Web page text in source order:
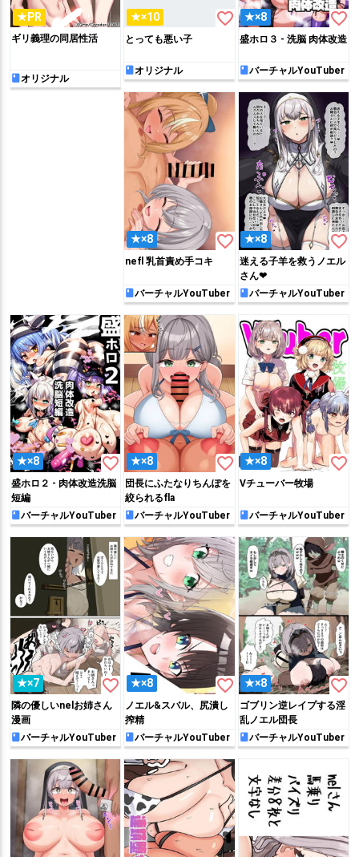
★PR
ギリ義理の同居性活
オリジナル
★×10 favorite_border
とっても悪い子
オリジナル
★×8 favorite_border
盛ホロ３ - 洗脳 肉体改造
バーチャルYouTuber
★×8 favorite_border
nefl 乳首責め手コキ
バーチャルYouTuber
★×8 favorite_border
迷える子羊を救うノエル
さん❤
バーチャルYouTuber
★×8 favorite_border
盛ホロ２ - 肉体改造洗脳
短編
バーチャルYouTuber
★×8 favorite_border
団長にふたなりちんぽを
絞られるfla
バーチャルYouTuber
★×8 favorite_border
Vチューバー牧場
バーチャルYouTuber
★×7 favorite_border
隣の優しいnelお姉さん
漫画
バーチャルYouTuber
★×8 favorite_border
ノエル&スバル、尻潰し
搾精
バーチャルYouTuber
★×8 favorite_border
ゴブリン逆レイプする淫
乱ノエル団長
バーチャルYouTuber